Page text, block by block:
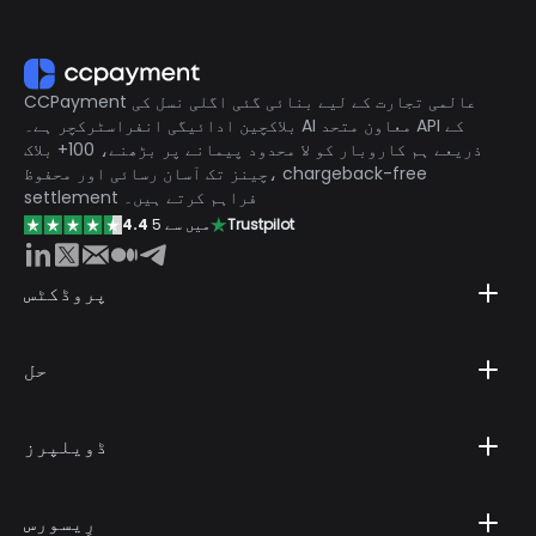
CCPayment عالمی تجارت کے لیے بنائی گئی اگلی نسل کی
بلاکچین ادائیگی انفراسٹرکچر ہے۔ AI معاون متحد API کے
ذریعے ہم کاروبار کو لا محدود پیمانے پر بڑھنے، 100+ بلاک
چینز تک آسان رسائی اور محفوظ، chargeback-free
settlement فراہم کرتے ہیں۔
4.4 5 میں سے Trustpilot
پروڈکٹس
حل
ڈویلپرز
رِیسورس